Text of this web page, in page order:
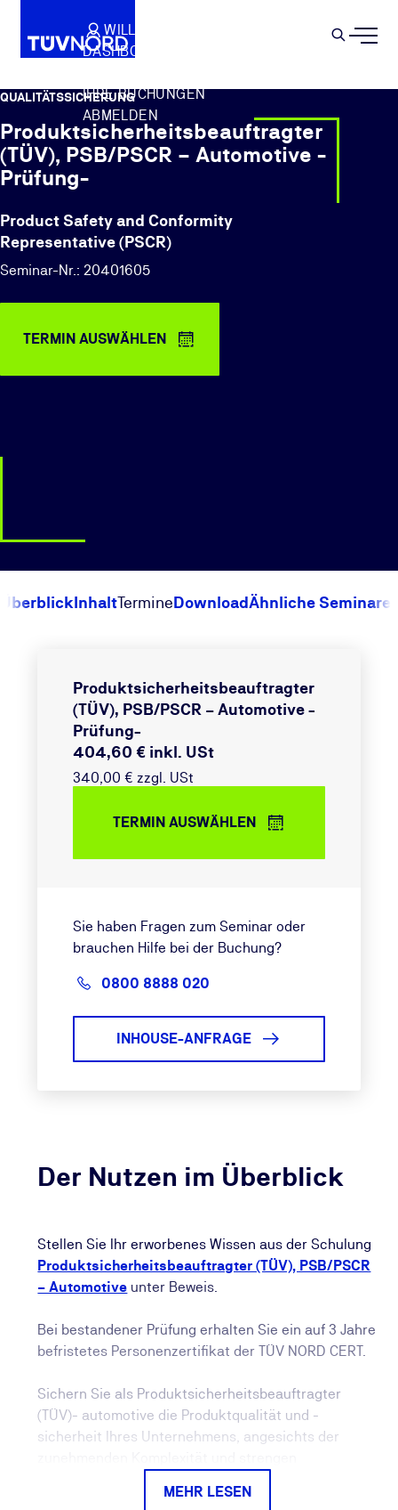
Springe zum Hauptinhalt
WILLKOMMEN
DASHBOARD
IHRE BUCHUNGEN
ABMELDEN
QUALITÄTSSICHERUNG
Produktsicherheitsbeauftragter
(TÜV), PSB/PSCR – Automotive -
Prüfung-
Product Safety and Conformity
Representative (PSCR)
Seminar-Nr.: 20401605
TERMIN AUSWÄHLEN
ÜberblickInhaltTermineDownloadÄhnliche Seminare
Der Nutzen im Überblick
Stellen Sie Ihr erworbenes Wissen aus der Schulung
Produktsicherheitsbeauftragter (TÜV), PSB/PSCR
– Automotive unter Beweis.
Bei bestandener Prüfung erhalten Sie ein auf 3 Jahre
befristetes Personenzertifikat der TÜV NORD CERT.
Sichern Sie als Produktsicherheitsbeauftragter
(TÜV)- automotive die Produktqualität und -
sicherheit Ihres Unternehmens, angesichts der
Gerade im Bewerbungsprozess oder im Austausch
MEHR LESEN
Produktsicherheitsbeauftragter
(TÜV), PSB/PSCR – Automotive -
Prüfung-
404,60 € inkl. USt
340,00 € zzgl. USt
TERMIN AUSWÄHLEN
Sie haben Fragen zum Seminar oder
brauchen Hilfe bei der Buchung?
0800 8888 020
INHOUSE-ANFRAGE